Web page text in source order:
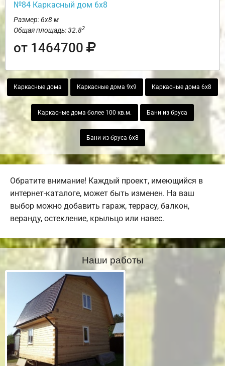
№84 Каркасный дом 6х8
Размер: 6х8 м
Общая площадь: 32.82
от 1464700
Каркасные дома Каркасные дома 9х9 Каркасные дома 6х8
Каркасные дома более 100 кв.м. Бани из бруса
Бани из бруса 6х8
Обратите внимание! Каждый проект, имеющийся в
интернет-каталоге, может быть изменен. На ваш
выбор можно добавить гараж, террасу, балкон,
веранду, остекление, крыльцо или навес.
Наши работы